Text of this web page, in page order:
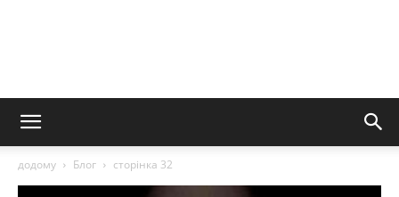
додому Блог сторінка 32